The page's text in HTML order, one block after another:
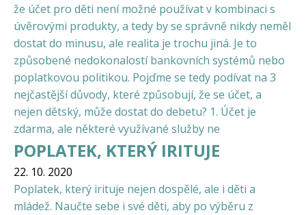
že účet pro děti není možné používat v kombinaci s
úvěrovými produkty, a tedy by se správně nikdy neměl
dostat do minusu, ale realita je trochu jiná. Je to
způsobené nedokonalostí bankovních systémů nebo
poplatkovou politikou. Pojďme se tedy podívat na 3
nejčastější důvody, které způsobují, že se účet, a
nejen dětský, může dostat do debetu? 1. Účet je
zdarma, ale některé využívané služby ne
POPLATEK, KTERÝ IRITUJE
22. 10. 2020
Poplatek, který irituje nejen dospělé, ale i děti a
mládež. Naučte sebe i své děti, aby po výběru z